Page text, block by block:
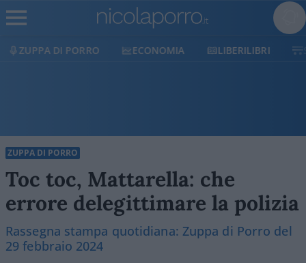
ECONOMIA LIBERILIBRI SHOP SOSTIENICI
ZUPPA DI PORRO
Toc toc, Mattarella: che
errore delegittimare la polizia
Rassegna stampa quotidiana: Zuppa di Porro del
29 febbraio 2024